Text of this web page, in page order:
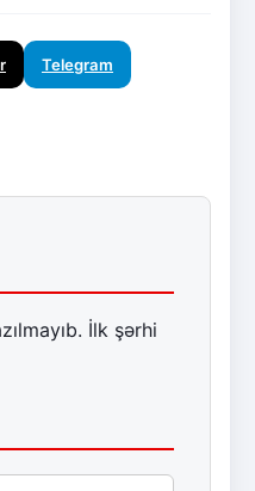
Telegram
İlk şərhi